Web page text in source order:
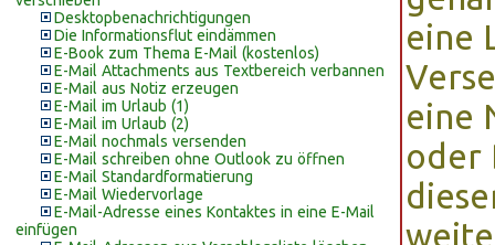
Desktopbenachrichtigungen
Die Informationsflut eindämmen
E-Book zum Thema E-Mail (kostenlos)
E-Mail Attachments aus Textbereich verbannen
E-Mail aus Notiz erzeugen
E-Mail im Urlaub (1)
E-Mail im Urlaub (2)
E-Mail nochmals versenden
E-Mail schreiben ohne Outlook zu öffnen
E-Mail Standardformatierung
E-Mail Wiedervorlage
E-Mail-Adresse eines Kontaktes in eine E-Mail
einfügen
eine
eine
oder